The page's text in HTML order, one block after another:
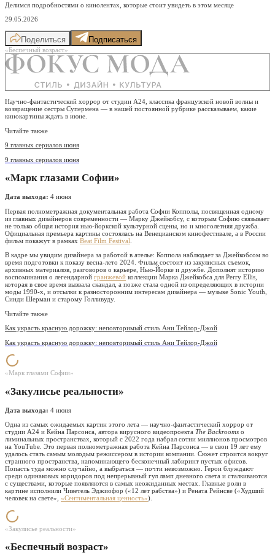
Делимся подробностями о кинолентах, которые стоит увидеть в этом месяце
29.05.2026
Поделиться Подписаться
«Беспечный возраст»
Научно-фантастический хоррор от студии A24, классика французской новой волны и
возвращение сестры Супермена — в нашей постоянной рубрике рассказываем, какие
кинокартины ждать в июне.
Читайте также
9 главных сериалов июня
9 главных сериалов июня
«Марк глазами Софии»
Дата выхода: 4 июня
Первая полнометражная документальная работа Софии Копполы, посвященная одному
из главных дизайнеров современности — Марку Джейкобсу, с которым Софию связывает
не только общая история нью-йоркской культурной сцены, но и многолетняя дружба.
Официальная премьера картины состоялась на Венецианском кинофестивале, а в России
фильм покажут в рамках Beat Film Festival
В кадре мы увидим дизайнера за работой в ателье: Коппола наблюдает за Джейкобсом во
время подготовки к показу весна-лето 2024. Фильм состоит из закулисных съемок,
архивных материалов, разговоров о карьере, Нью-Йорке и дружбе. Дополнят историю
воспоминания о легендарной гранжевой коллекции Марка Джейкобса для Perry Ellis,
которая в свое время вызвала скандал, а позже стала одной из определяющих в истории
моды 1990-х, и отсылки к разносторонним интересам дизайнера — музыке Sonic Youth,
Синди Шерман и старому Голливуду.
Читайте также
Как украсть красную дорожку: неповторимый стиль Ани Тейлор-Джой
Как украсть красную дорожку: неповторимый стиль Ани Тейлор-Джой
«Марк глазами Софии»
«Закулисье реальности»
Дата выхода: 4 июня
Одна из самых ожидаемых картин этого лета — научно-фантастический хоррор от
студии A24 и Кейна Парсонса, автора вирусного видеопроекта The Backrooms о
лиминальных пространствах, который с 2022 года набрал сотни миллионов просмотров
на YouTube. Это первая полнометражная работа Кейна Парсонса — в свои 19 лет ему
удалось стать самым молодым режиссером в истории компании. Сюжет строится вокруг
странного пространства, напоминающего бесконечный лабиринт пустых офисов.
Попасть туда можно случайно, а выбраться — почти невозможно. Герои блуждают
среди одинаковых коридоров под непрерывный гул ламп дневного света и сталкиваются
с существами, которые появляются в самых неожиданных местах. Главные роли в
картине исполнили Чиветель Эджиофор («12 лет рабства») и Рената Рейнсве («Худший
человек на свете», «Сентиментальная ценность»).
«Закулисье реальности»
«Беспечный возраст»